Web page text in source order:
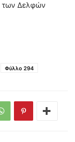
των Δελφών
Φύλλο 294